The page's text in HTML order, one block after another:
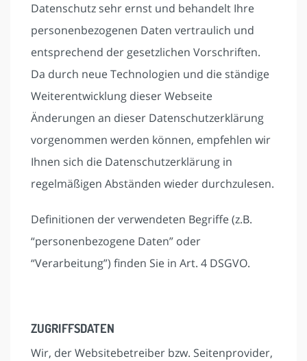
Datenschutz sehr ernst und behandelt Ihre
personenbezogenen Daten vertraulich und
entsprechend der gesetzlichen Vorschriften.
Da durch neue Technologien und die ständige
Weiterentwicklung dieser Webseite
Änderungen an dieser Datenschutzerklärung
vorgenommen werden können, empfehlen wir
Ihnen sich die Datenschutzerklärung in
regelmäßigen Abständen wieder durchzulesen.
Definitionen der verwendeten Begriffe (z.B.
“personenbezogene Daten” oder
“Verarbeitung”) finden Sie in Art. 4 DSGVO.
ZUGRIFFSDATEN
Wir, der Websitebetreiber bzw. Seitenprovider,